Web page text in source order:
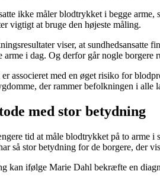
ikke måler blodtrykket i begge
vigtigt at bruge den højeste måling.
viser, at sundhedsansatte
arme i dag. Og derfor går nogle
associeret med en øget risiko for
der rammer befolkningen i alle
med stor betydning
tid at måle blodtrykket på to arme i
så stor betydning for de borgere, der
kan ifølge Marie Dahl bekræfte en